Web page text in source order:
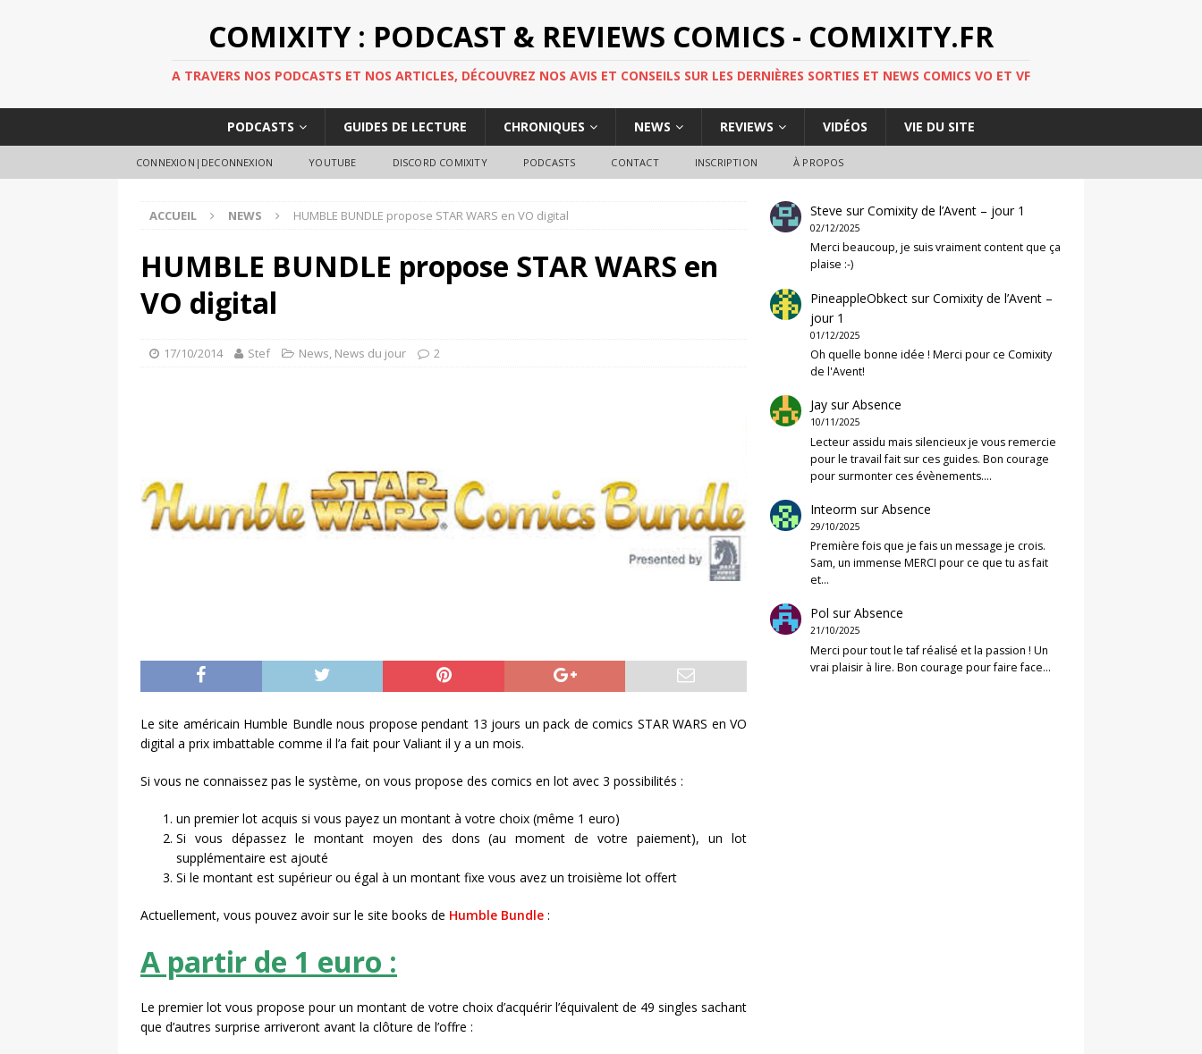
COMIXITY : PODCAST & REVIEWS COMICS - COMIXITY.FR
A TRAVERS NOS PODCASTS ET NOS ARTICLES, DÉCOUVREZ NOS AVIS ET CONSEILS SUR LES DERNIÈRES SORTIES ET NEWS COMICS VO ET VF
PODCASTS GUIDES DE LECTURE CHRONIQUES NEWS REVIEWS VIDÉOS VIE DU SITE
CONNEXION|DECONNEXION YOUTUBE DISCORD COMIXITY PODCASTS CONTACT INSCRIPTION À PROPOS
ACCUEIL NEWS HUMBLE BUNDLE propose STAR WARS en VO digital
HUMBLE BUNDLE propose STAR WARS en
VO digital
17/10/2014 Stef News, News du jour 2
Le site américain Humble Bundle nous propose pendant 13 jours un pack de comics STAR WARS en VO
digital a prix imbattable comme il l’a fait pour Valiant il y a un mois.
Si vous ne connaissez pas le système, on vous propose des comics en lot avec 3 possibilités :
un premier lot acquis si vous payez un montant à votre choix (même 1 euro)
Si vous dépassez le montant moyen des dons (au moment de votre paiement), un lot
supplémentaire est ajouté
Si le montant est supérieur ou égal à un montant fixe vous avez un troisième lot offert
Actuellement, vous pouvez avoir sur le site books de Humble Bundle :
A partir de 1 euro :
Le premier lot vous propose pour un montant de votre choix d’acquérir l’équivalent de 49 singles sachant
que d’autres surprise arriveront avant la clôture de l’offre :
Steve surComixity de l’Avent – jour 1
02/12/2025
Merci beaucoup, je suis vraiment content que ça
plaise :-)
PineappleObkect surComixity de l’Avent –
jour 1
01/12/2025
Oh quelle bonne idée ! Merci pour ce Comixity
de l'Avent!
Jay surAbsence
10/11/2025
Lecteur assidu mais silencieux je vous remercie
pour le travail fait sur ces guides. Bon courage
pour surmonter ces évènements.…
Inteorm surAbsence
29/10/2025
Première fois que je fais un message je crois.
Sam, un immense MERCI pour ce que tu as fait
et…
Pol surAbsence
21/10/2025
Merci pour tout le taf réalisé et la passion ! Un
vrai plaisir à lire. Bon courage pour faire face…